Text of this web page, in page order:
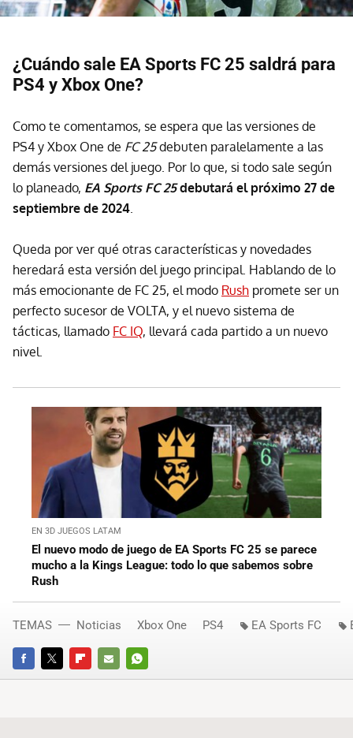
¿Cuándo sale EA Sports FC 25 saldrá para
PS4 y Xbox One?
Como te comentamos, se espera que las versiones de
PS4 y Xbox One de FC 25debuten paralelamente a las
demás versiones del juego. Por lo que, si todo sale según
lo planeado, EA Sports FC 25debutará el próximo 27 de
septiembre de 2024.
Queda por ver qué otras características y novedades
heredará esta versión del juego principal. Hablando de lo
más emocionante de FC 25, el modo Rush promete ser un
perfecto sucesor de VOLTA, y el nuevo sistema de
tácticas, llamado FC IQ, llevará cada partido a un nuevo
nivel.
EN 3D JUEGOS LATAM
El nuevo modo de juego de EA Sports FC 25 se parece
mucho a la Kings League: todo lo que sabemos sobre
Rush
FACEBOOKTWITTERFLIPBOARD
E-
WHATSAPP
TEMAS Noticias Xbox One PS4 EA Sports FC